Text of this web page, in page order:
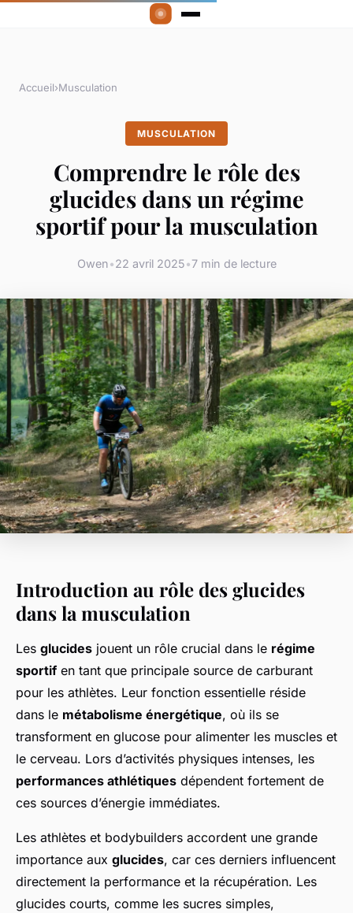
Accueil›Musculation
MUSCULATION
Comprendre le rôle des
glucides dans un régime
sportif pour la musculation
Owen•22 avril 2025•7 min de lecture
Introduction au rôle des glucides
dans la musculation
Les glucides jouent un rôle crucial dans le régime
sportifen tant que principale source de carburant
pour les athlètes. Leur fonction essentielle réside
dans le métabolisme énergétique, où ils se
transforment en glucose pour alimenter les muscles et
le cerveau. Lors d’activités physiques intenses, les
performances athlétiques dépendent fortement de
ces sources d’énergie immédiates.
Les athlètes et bodybuilders accordent une grande
importance aux glucides, car ces derniers influencent
directement la performance et la récupération. Les
glucides courts, comme les sucres simples,